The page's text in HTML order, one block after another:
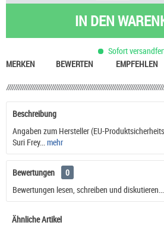
IN DEN
Sofort
MERKEN
BEWERTEN EMPFEHLEN
Beschreibung
Angaben zum Hersteller (EU-
Suri Frey... mehr
Bewertungen
0
Bewertungen lesen, schreiben und diskutieren...
Ähnliche Artikel